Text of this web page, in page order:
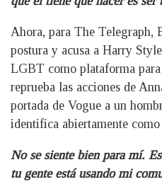
Ahora, para The
postura y acusa a Harry
LGBT como plataforma
reprueba las acciones de
portada de Vogue a un
identifica abiertamente como
No se siente bien para mí.
tu gente está usando mi